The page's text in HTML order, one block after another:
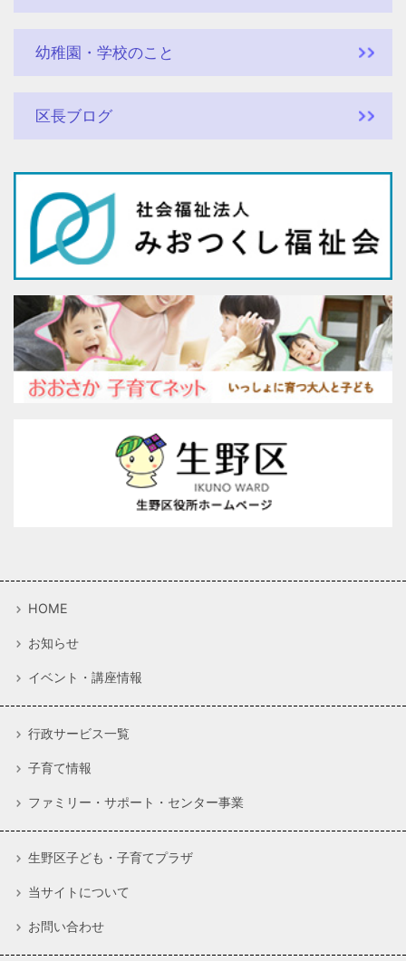
幼稚園・学校のこと
区長ブログ
HOME
お知らせ
イベント・講座情報
行政サービス一覧
子育て情報
ファミリー・サポート・センター事業
生野区子ども・子育てプラザ
当サイトについて
お問い合わせ